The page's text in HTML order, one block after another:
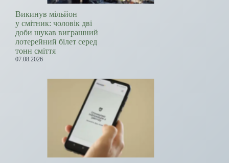
Викинув мільйон
у смітник: чоловік дві
доби шукав виграшний
лотерейний білет серед
тонн сміття
07.08.2026